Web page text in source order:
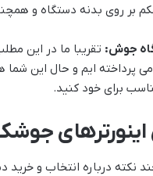
بر روی بدنه دستگاه و
جوش: تقریبا ما در این
پرداخته ایم و حال این
برای خود کنید.
اینورترهای
چند نکته درباره انتخاب و